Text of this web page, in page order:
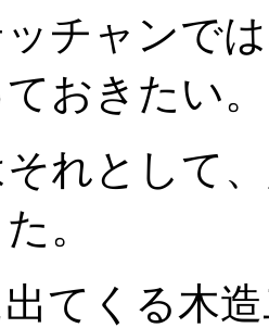
チャンで
ておきたい
れとして
。
てくる木